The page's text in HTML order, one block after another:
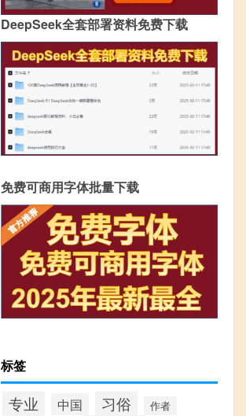
DeepSeek全套部署资料免费下载
免费可商用字体批量下载
标签
专业 中国 习俗 作者